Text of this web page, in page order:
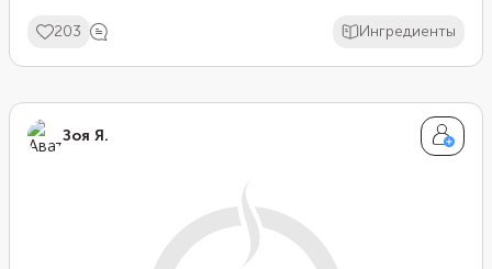
Благодаря сыру, яйцам и майонезной заправке вкус
получается нежным и сливочным, а копченая курочка
Такой салат отлично подойдет для семейного обеда
или ужина. В нем минимум углеводов и много белка,
если нужно накормить всю семью.
203 Ингредиенты
Зоя Я.